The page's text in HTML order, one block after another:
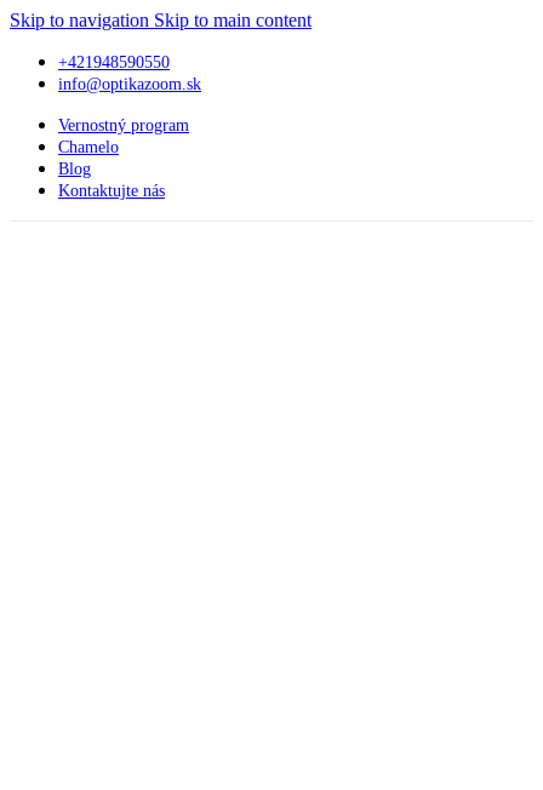
Skip to navigation Skip to main content
+421948590550
info@optikazoom.sk
Vernostný program
Chamelo
Blog
Kontaktujte nás